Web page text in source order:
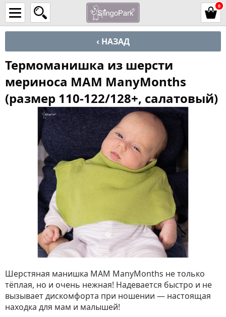
0
‹ НАЗАД
Термоманишка из шерсти
мериноса MAM ManyMonths
(размер 110-122/128+, салатовый)
Шерстяная манишка MAM ManyMonths не только
тёплая, но и очень нежная! Надевается быстро и не
вызывает дискомфорта при ношении — настоящая
находка для мам и малышей!